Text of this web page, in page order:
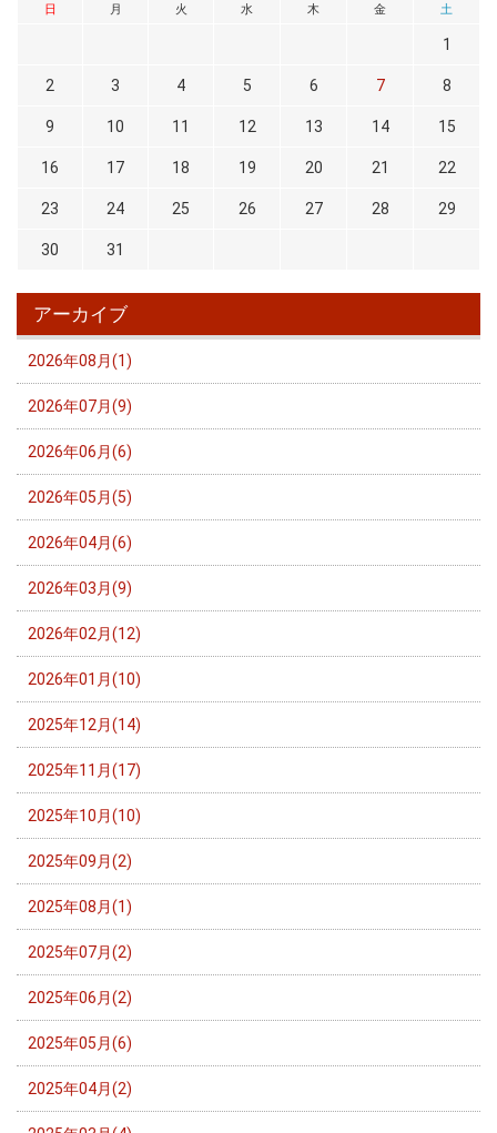
日 月 火 水 木 金 土
1
2 3 4 5 6 7 8
9 10 11 12 13 14 15
16 17 18 19 20 21 22
23 24 25 26 27 28 29
30 31
アーカイブ
2026年08月(1)
2026年07月(9)
2026年06月(6)
2026年05月(5)
2026年04月(6)
2026年03月(9)
2026年02月(12)
2026年01月(10)
2025年12月(14)
2025年11月(17)
2025年10月(10)
2025年09月(2)
2025年08月(1)
2025年07月(2)
2025年06月(2)
2025年05月(6)
2025年04月(2)